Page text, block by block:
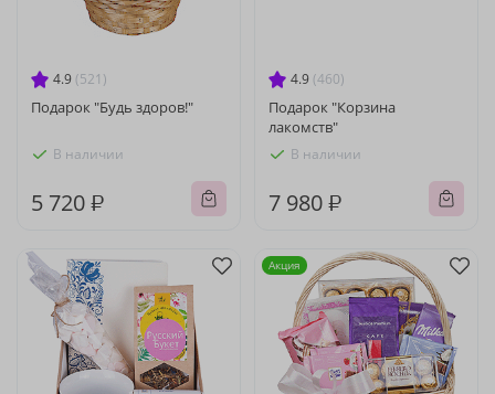
4.9 (521)
Подарок "Будь здоров!"
В наличии
5 720 ₽
4.9 (460)
Подарок "Корзина
лакомств"
В наличии
7 980 ₽
Акция